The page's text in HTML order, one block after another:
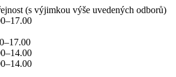
(s výjimkou výše uvedených odborů)